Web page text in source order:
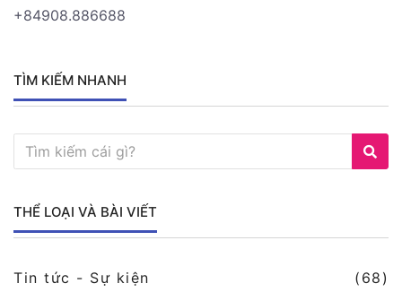
+84908.886688
TÌM KIẾM NHANH
THỂ LOẠI VÀ BÀI VIẾT
Tin tức - Sự kiện
(68)